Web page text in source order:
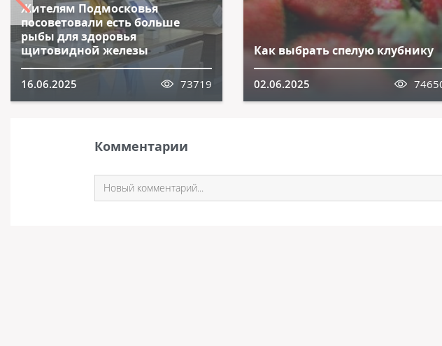
Жителям Подмосковья
посоветовали есть больше
рыбы для здоровья
щитовидной железы
16.06.2025 73719
Как выбрать спелую клубнику
02.06.2025
Комментарии